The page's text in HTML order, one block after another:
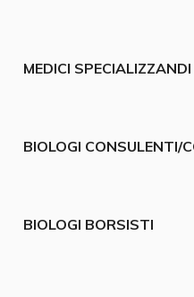
MEDICI SPECIALIZZANDI
BIOLOGI CONSULENTI/
BIOLOGI BORSISTI